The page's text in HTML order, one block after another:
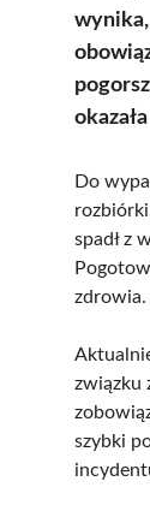
Do
spadł z
zdrowia.
związku
szybki